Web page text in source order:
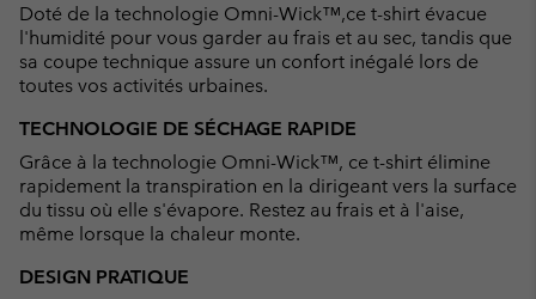
Doté de la technologie Omni-Wick™,ce t-shirt évacue
l'humidité pour vous garder au frais et au sec, tandis que
sa coupe technique assure un confort inégalé lors de
toutes vos activités urbaines.
TECHNOLOGIE DE SÉCHAGE RAPIDE
Grâce à la technologie Omni-Wick™, ce t-shirt élimine
rapidement la transpiration en la dirigeant vers la surface
du tissu où elle s'évapore. Restez au frais et à l'aise,
même lorsque la chaleur monte.
DESIGN PRATIQUE